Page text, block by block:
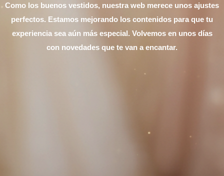
Como los buenos vestidos, nuestra web merece unos ajustes
perfectos. Estamos mejorando los contenidos para que tu
experiencia sea aún más especial. Volvemos en unos días
con novedades que te van a encantar.